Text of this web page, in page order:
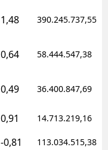
1,48 390.245.737,55
0,64 58.444.547,38
0,49 36.400.847,69
0,91 14.713.219,16
-0,81 113.034.515,38